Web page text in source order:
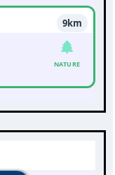
9km
NATURE